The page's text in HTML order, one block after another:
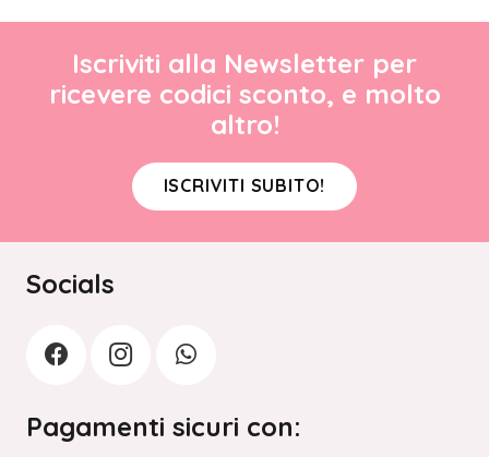
Iscriviti alla Newsletter per
ricevere codici sconto, e molto
altro!
ISCRIVITI SUBITO!
Socials
Pagamenti sicuri con: